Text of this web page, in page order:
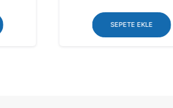
SEPETE EKLE